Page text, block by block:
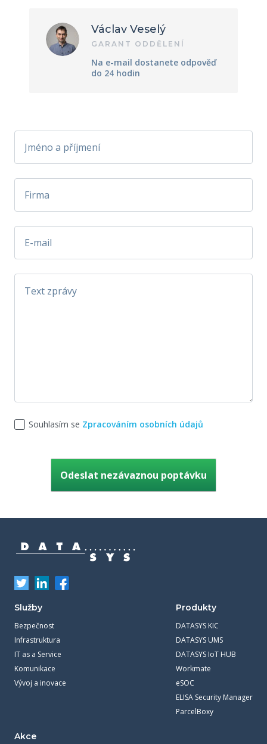
Václav Veselý
GARANT ODDĚLENÍ
Na e-mail dostanete odpověď
do 24 hodin
Souhlasím se Zpracováním osobních údajů
Ponechte toto pole prázdné.
Služby
Bezpečnost
Infrastruktura
IT as a Service
Komunikace
Vývoj a inovace
Produkty
DATASYS KIC
DATASYS UMS
DATASYS IoT HUB
Workmate
eSOC
ELISA Security Manager
ParcelBoxy
Akce